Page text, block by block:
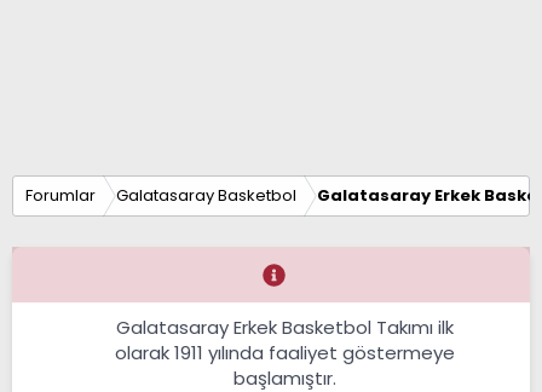
Forumlar Galatasaray Basketbol Galatasaray Erkek
Galatasaray Erkek Basketbol Takımı ilk
olarak 1911 yılında faaliyet göstermeye
başlamıştır.